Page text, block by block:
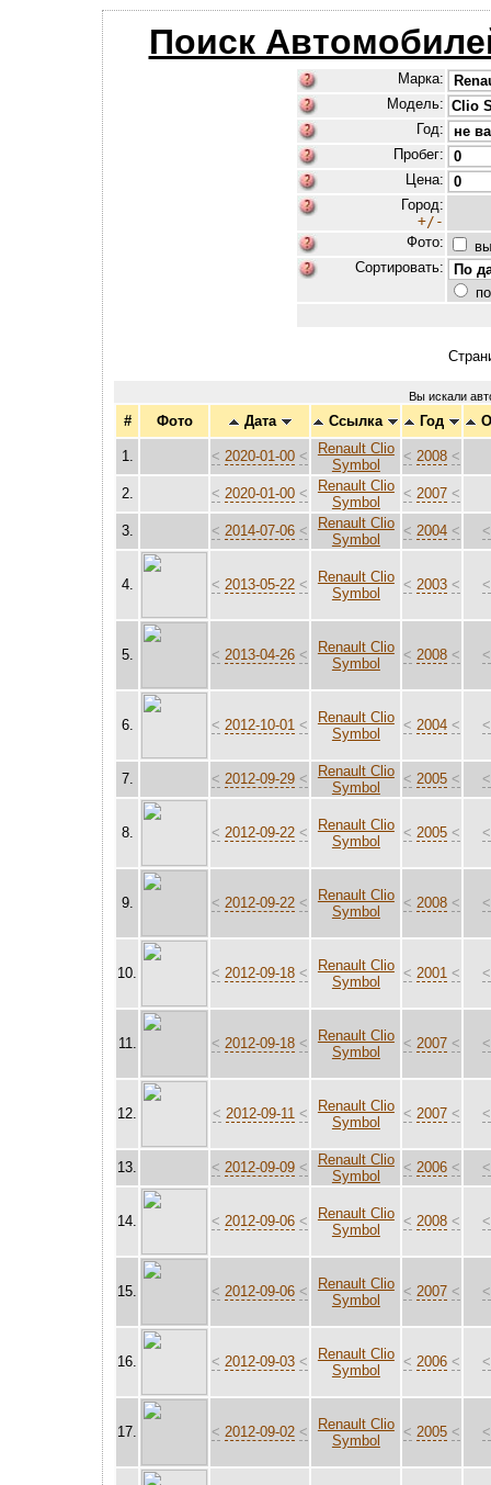
Поиск
Марка:
Модель:
Год:
Пробег:
Цена:
Город:
+/-
Фото:
Сортировать:
Вы искали
# Фото Дата Ссылка Год
1. < 2020-01-00 <
Renault Clio
Symbol
< 2008 <
2. < 2020-01-00 <
Renault Clio
Symbol
< 2007 <
3. < 2014-07-06 <
Renault Clio
Symbol
< 2004 < <
4. < 2013-05-22 <
Renault Clio
Symbol
< 2003 < <
5. < 2013-04-26 <
Renault Clio
Symbol
< 2008 < <
6. < 2012-10-01 <
Renault Clio
Symbol
< 2004 < <
7. < 2012-09-29 <
Renault Clio
Symbol
< 2005 < <
8. < 2012-09-22 <
Renault Clio
Symbol
< 2005 < <
9. < 2012-09-22 <
Renault Clio
Symbol
< 2008 < <
10. < 2012-09-18 <
Renault Clio
Symbol
< 2001 < <
11. < 2012-09-18 <
Renault Clio
Symbol
< 2007 < <
12. < 2012-09-11 <
Renault Clio
Symbol
< 2007 < <
13. < 2012-09-09 <
Renault Clio
Symbol
< 2006 < <
14. < 2012-09-06 <
Renault Clio
Symbol
< 2008 < <
15. < 2012-09-06 <
Renault Clio
Symbol
< 2007 < <
16. < 2012-09-03 <
Renault Clio
Symbol
< 2006 < <
17. < 2012-09-02 <
Renault Clio
Symbol
< 2005 < <